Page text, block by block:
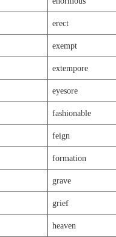
erect
exempt
extempore
eyesore
fashionable
feign
formation
grave
grief
heaven